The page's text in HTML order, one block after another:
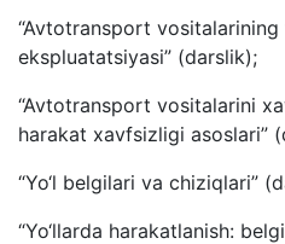
“Avtotransport
ekspluatatsiyasi” (darslik);
“Avtotransport vositalarini
harakat xavfsizligi asoslari”
“Yo‘l belgilari va chiziqlari”
“Yo‘llarda harakatlanish: